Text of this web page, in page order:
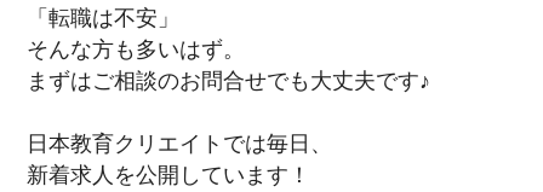
「転職は不安」
そんな方も多いはず。
まずはご相談のお問合せでも大丈夫です♪
日本教育クリエイトでは毎日、
新着求人を公開しています！